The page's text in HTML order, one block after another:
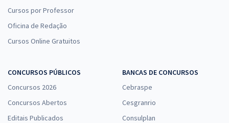
Cursos por Professor
Oficina de Redação
Cursos Online Gratuitos
CONCURSOS PÚBLICOS
Concursos 2026
Concursos Abertos
Editais Publicados
BANCAS DE CONCURSOS
Cebraspe
Cesgranrio
Consulplan